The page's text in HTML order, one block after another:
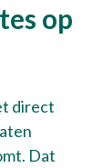
op
direct
Dat